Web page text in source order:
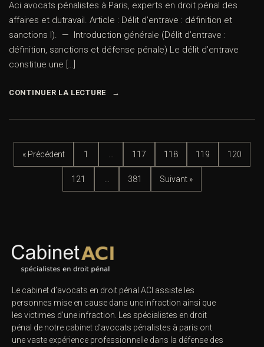
Aci avocats pénalistes à Paris, experts en droit pénal des
affaires et dutravail. Article : Délit d’entrave : définition et
sanctions I). — Introduction générale (Délit d’entrave :
définition, sanctions et défense pénale) Le délit d’entrave
constitue une […]
CONTINUER LA LECTURE
« Précédent 1 117 118 119 120
121 381 Suivant »
Le cabinet d’avocats en droit pénal ACI assiste les
personnes mise en cause dans une infraction ainsi que
les victimes d’une infraction. Les spécialistes en droit
pénal de notre cabinet d’avocats pénalistes à paris ont
une vaste expérience professionnelle dans la défense des